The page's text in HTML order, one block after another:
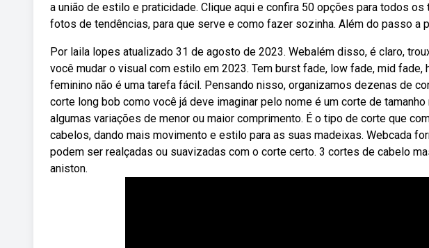
a união de estilo e praticidade. Clique aqui e confira 50 opções para todos
fotos de tendências, para que serve e como fazer sozinha. Além do passo a
Por laila lopes atualizado 31 de agosto de 2023. Webalém disso, é claro,
você mudar o visual com estilo em 2023. Tem burst fade, low fade, mid
feminino não é uma tarefa fácil. Pensando nisso, organizamos dezenas de
corte long bob como você já deve imaginar pelo nome é um corte de
algumas variações de menor ou maior comprimento. É o tipo de corte que
cabelos, dando mais movimento e estilo para as suas madeixas. Webcada
podem ser realçadas ou suavizadas com o corte certo. 3 cortes de cabelo
aniston.